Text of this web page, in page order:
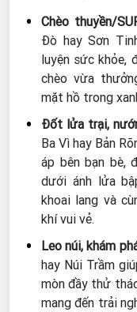
Chèo thuyền/
Đò hay Sơn
luyện sức khỏe,
chèo vừa
mặt hồ trong
Đốt lửa trại,
Ba Vì hay Bản
áp bên bạn bè,
dưới ánh lửa
khoai lang và
khí vui vẻ.
Leo núi, khám
hay Núi Trầm
mòn đầy thử
mang đến trải